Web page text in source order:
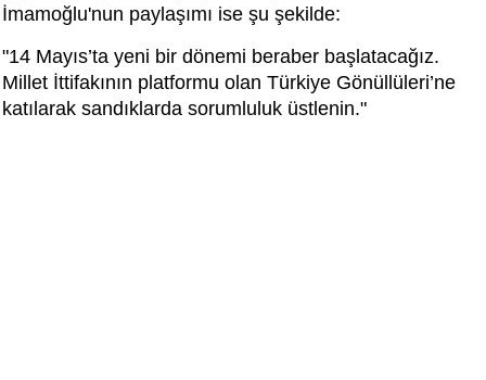
İmamoğlu'nun paylaşımı ise şu şekilde:
"14 Mayıs’ta yeni bir dönemi beraber başlatacağız.
Millet İttifakının platformu olan Türkiye Gönüllüleri’ne
katılarak sandıklarda sorumluluk üstlenin."